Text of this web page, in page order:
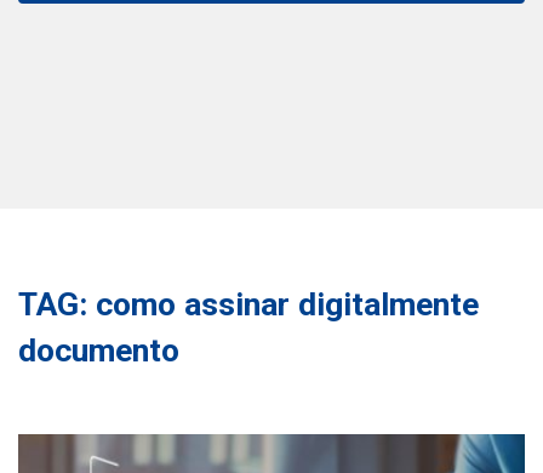
TAG: como assinar digitalmente
documento